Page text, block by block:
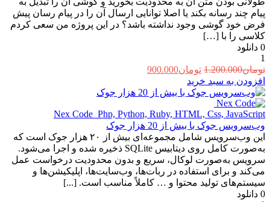
پیام چند رسانه بکند یا اصلا توانایی ارسال آن را در پیام رسان پیش
فرض خود گوشی وجود نداشته باشد؟ در این پروژه من سعی کردم
کلاسی را با […]
0 دانلود
1
تومان1.200.000 قیمت
اصلی:
تومان1.200.000
تومان900.000قیمت
تومان900.000.
افزودن به سبد خرید
Nex Code ‌ Php, Python, Ruby, HTML, Css, JavaScript
وب‌سرویس جوک با بیش از 20 هزار جوک
این وب‌سرویس شامل مجموعه‌ای بیش از ۲۰ هزار جوک است که
به‌صورت کامل روی دیتابیس SQLite ذخیره شده و اجرا می‌شود.
سرویس به‌صورت لوکال، سریع و بدون محدودیت درخواست عمل
می‌کند و برای استفاده در ربات‌ها، وب‌سایت‌ها، اپلیکیشن‌ها و
سیستم‌های تولید محتوا و … کاملاً مناسب است. [...]
0 دانلود